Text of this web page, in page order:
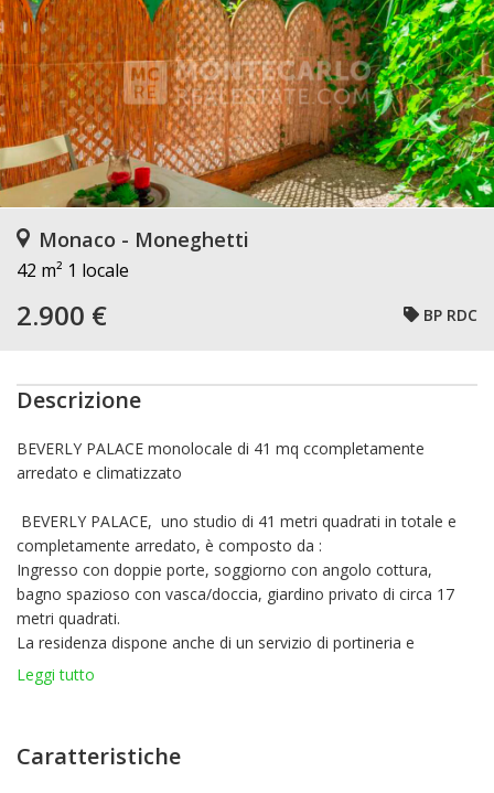
Monaco - Moneghetti
42 m² 1 locale
2.900 € BP RDC
Descrizione
BEVERLY PALACE monolocale di 41 mq ccompletamente
arredato e climatizzato
BEVERLY PALACE, uno studio di 41 metri quadrati in totale e
completamente arredato, è composto da :
Ingresso con doppie porte, soggiorno con angolo cottura,
bagno spazioso con vasca/doccia, giardino privato di circa 17
metri quadrati.
La residenza dispone anche di un servizio di portineria e
sorveglianza video.
Uso misto possibile
Leggi tutto
Caratteristiche